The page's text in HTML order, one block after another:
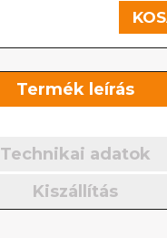
Termék leírás
Technikai adatok
Kiszállítás